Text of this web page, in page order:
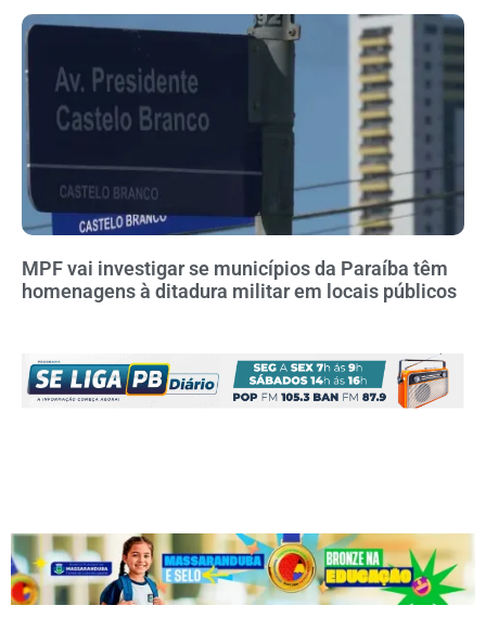
MPF vai investigar se municípios da Paraíba têm
homenagens à ditadura militar em locais públicos